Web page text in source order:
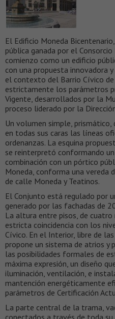
El Edificio Moneda
pública ganada por el
comienzo como un edificio
con una propuesta innovadora
el contexto del Barrio Cívico de
estrictamente los parámetros
Vigente, desarrollados por la
proceso liderado por la
Un volumen simple,
en todas sus caras las líneas
ordenanzas. La esquina
se reinterpretó conformando
combinación con un pórtico
Moneda, conforma una vereda
de calle Moneda y Teatinos.
El Conjunto está regulado por
generado por las fachadas de
La altura entre pisos, de
estricta coincidencia con los
Cívico. En el Interior, libre de
propone un sistema de atrios y
las posibilidades formales de
máxima expresión, un diseño
iluminación, ventilación, e
mantención energéticamente
parámetros de Certificación
La parte central de la trama,